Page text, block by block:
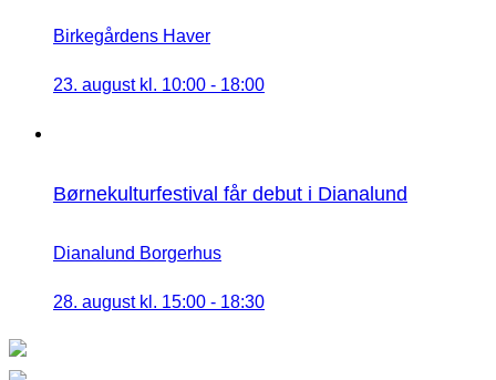
Birkegårdens Haver
23. august kl. 10:00 - 18:00
Børnekulturfestival får debut i Dianalund
Dianalund Borgerhus
28. august kl. 15:00 - 18:30